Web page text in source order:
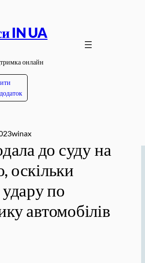
IN UA
онлайн
winax
до суду на
оскільки
удару по
автомобілів